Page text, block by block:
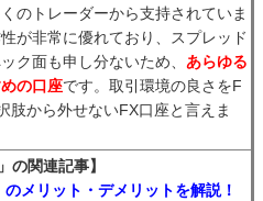
のトレーダーから支持されていま
が非常に優れており、スプレッド
ク面も申し分ないため、 あらゆる
の口座です。取引環境の良さをF
肢から外せないFX口座と言えま
の関連記事】
メリット・デメリットを解説！